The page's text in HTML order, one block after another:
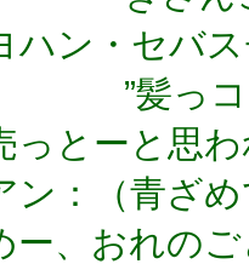
ハン・セバ
コ”ばな
っとーと思
ン：（青ざ
ー、おれの